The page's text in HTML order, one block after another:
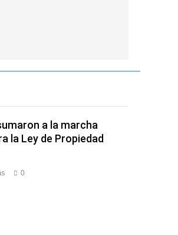
a la marcha
la Ley de Propiedad
0